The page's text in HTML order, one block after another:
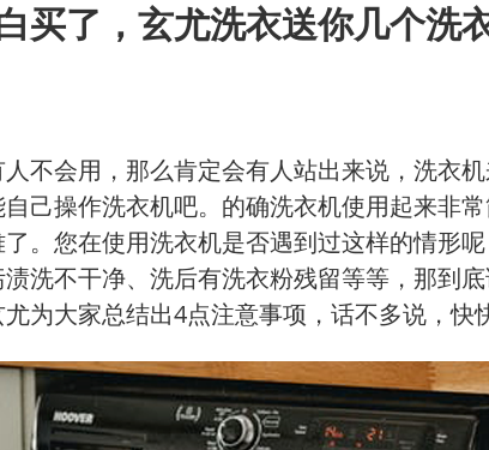
买了，玄尤洗衣送你几个洗
不会用，那么肯定会有人站出来说，洗衣
己操作洗衣机吧。的确洗衣机使用起来非
。您在使用洗衣机是否遇到过这样的情形
洗不干净、洗后有洗衣粉残留等等，那到
为大家总结出4点注意事项，话不多说，快